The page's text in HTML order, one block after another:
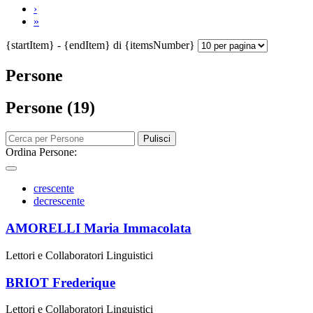
›
»
{startItem} - {endItem} di {itemsNumber}
Persone
Persone (19)
Pulisci
Ordina Persone:
crescente
decrescente
AMORELLI Maria Immacolata
Lettori e Collaboratori Linguistici
BRIOT Frederique
Lettori e Collaboratori Linguistici